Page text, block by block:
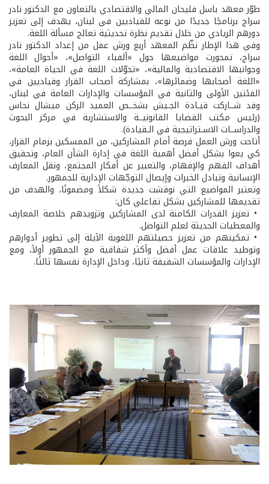
طوّر معهد باسل فليحان المالي والاقتصادي بالتعاون مع الدكتور نادر
سراج برنامجًا جديدًا من نوعه للقياديين في لبنان، يهدف إلى تعزيز
دورهم الريادي من خلال تقديم نظرة تحديثية تعالج مسألة اللغة.
وفي هذا الإطار نظّم المعهد أربع ورش عمل من إعداد الدكتور نادر
سراج، تمحورت مواضيعها حول «ألفباء التواصل»، «أحوال اللغة
وجوانبها الاقتصادية والمالية»، «تحوّلات اللغة في الحياة العامة»،
«اللغة أصحابها وضمائرها»، بمشاركة أصحاب القرار وقياديين في
الفئتين الأولى والثانية في المؤسسات والإدارات العامة في لبنان،
وقد شــاركت قيـادة الجـيش بشخــص العميد الركن ميشال نحاس
(رئيس مكتب القضايا القانونيــة والاستشارية في مركز البحوث
والدراســات الاسـتراتيجية في الـقيادة).
أتاحت ورش العمل فرصة أمام المشاركين، من الممسكين بزمام القرار،
كي يعوا بشكل أفضل أهمية اللغة في إدارة الشأن العام، وتحقيق
أهداف الفهم والإفهام، والتعبير عن أفكار المجتمع، ونقل المعارف
الإنسانية وتبادل الخبرات وإيصال التوجّهات الإدارية للجمهور.
وتعتبر المواضيع التي نوقشت جديدة شكلاً ومضمونًا، والهدف من
تقديمها للمشاركين بشكل تفاعلي كان:
• تعزيز القدرات الكامنة لدى المشاركين وتزويدهم خلاصة المعارف
والمعطيات الحديثة لعلم التواصل.
• تمكينهم من تعزيز حصيلتهم اللغوية الآيلة إلى تطوير أدوارهم
وتوطيد علاقات عمل أفضل وأكثر شفافية مع الجمهور أولاً، ومع
الإدارات والمؤسسات الشقيقة ثانيًا، وداخل الإدارة نفسها ثالثًا.